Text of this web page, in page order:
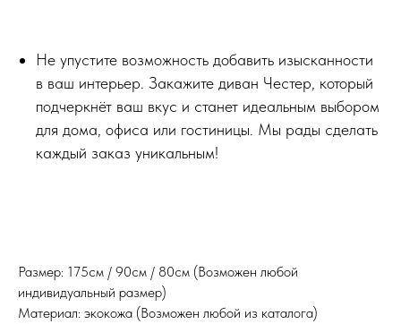
Не упустите возможность добавить изысканности
в ваш интерьер. Закажите диван Честер, который
подчеркнёт ваш вкус и станет идеальным выбором
для дома, офиса или гостиницы. Мы рады сделать
каждый заказ уникальным!
Размер: 175см / 90см / 80см (Возможен любой
индивидуальный размер)
Материал: экокожа (Возможен любой из каталога)